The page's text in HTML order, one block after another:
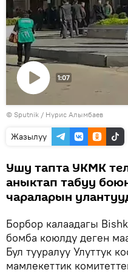
Видеону
көрсөтүү
1:07
© Sputnik / Нурис Алымбаев
Жазылуу
Ушу тапта УКМК
аныктап табуу
чараларын
Борбор калаадагы
бомба коюлду деген
Бул тууралуу Улуттук
мамлекеттик